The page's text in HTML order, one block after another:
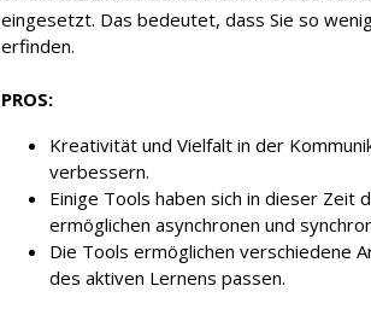
eingesetzt. Das bedeutet, dass Sie so
erfinden.
PROS:
Kreativität und Vielfalt in der
verbessern.
Einige Tools haben sich in dieser Zeit
ermöglichen asynchronen und
Die Tools ermöglichen verschiedene
des aktiven Lernens passen.